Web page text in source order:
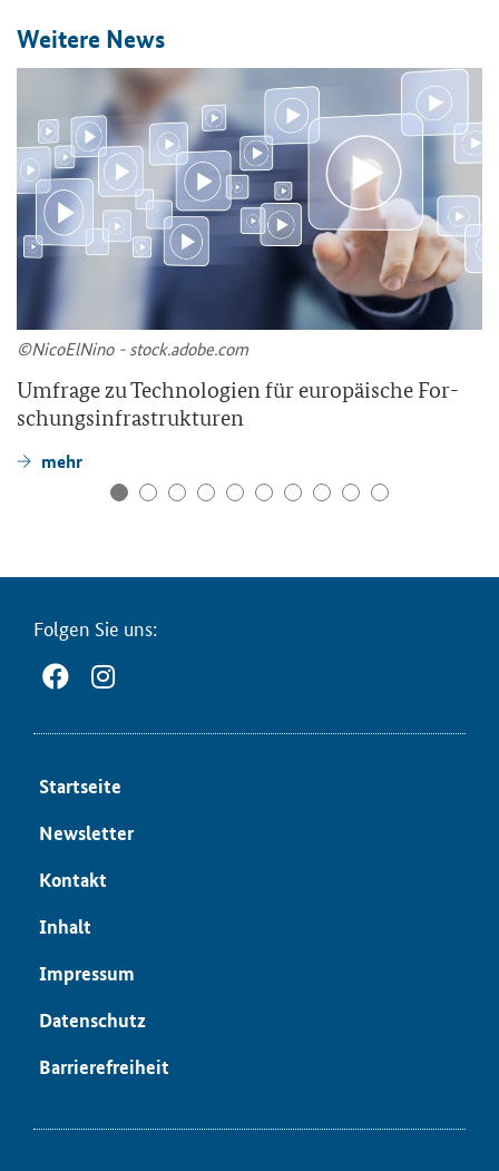
Wei­te­re News
©Ni­co­ElNi­no - stock.adobe.com
Um­fra­ge zu Tech­no­lo­gien für eu­ro­päi­sche For­
schungs­in­fra­struk­tu­ren
mehr
Fol­gen Sie uns:
Start­sei­te
News­let­ter
Kon­takt
In­halt
Im­pres­sum
Da­ten­schutz
Bar­rie­re­frei­heit